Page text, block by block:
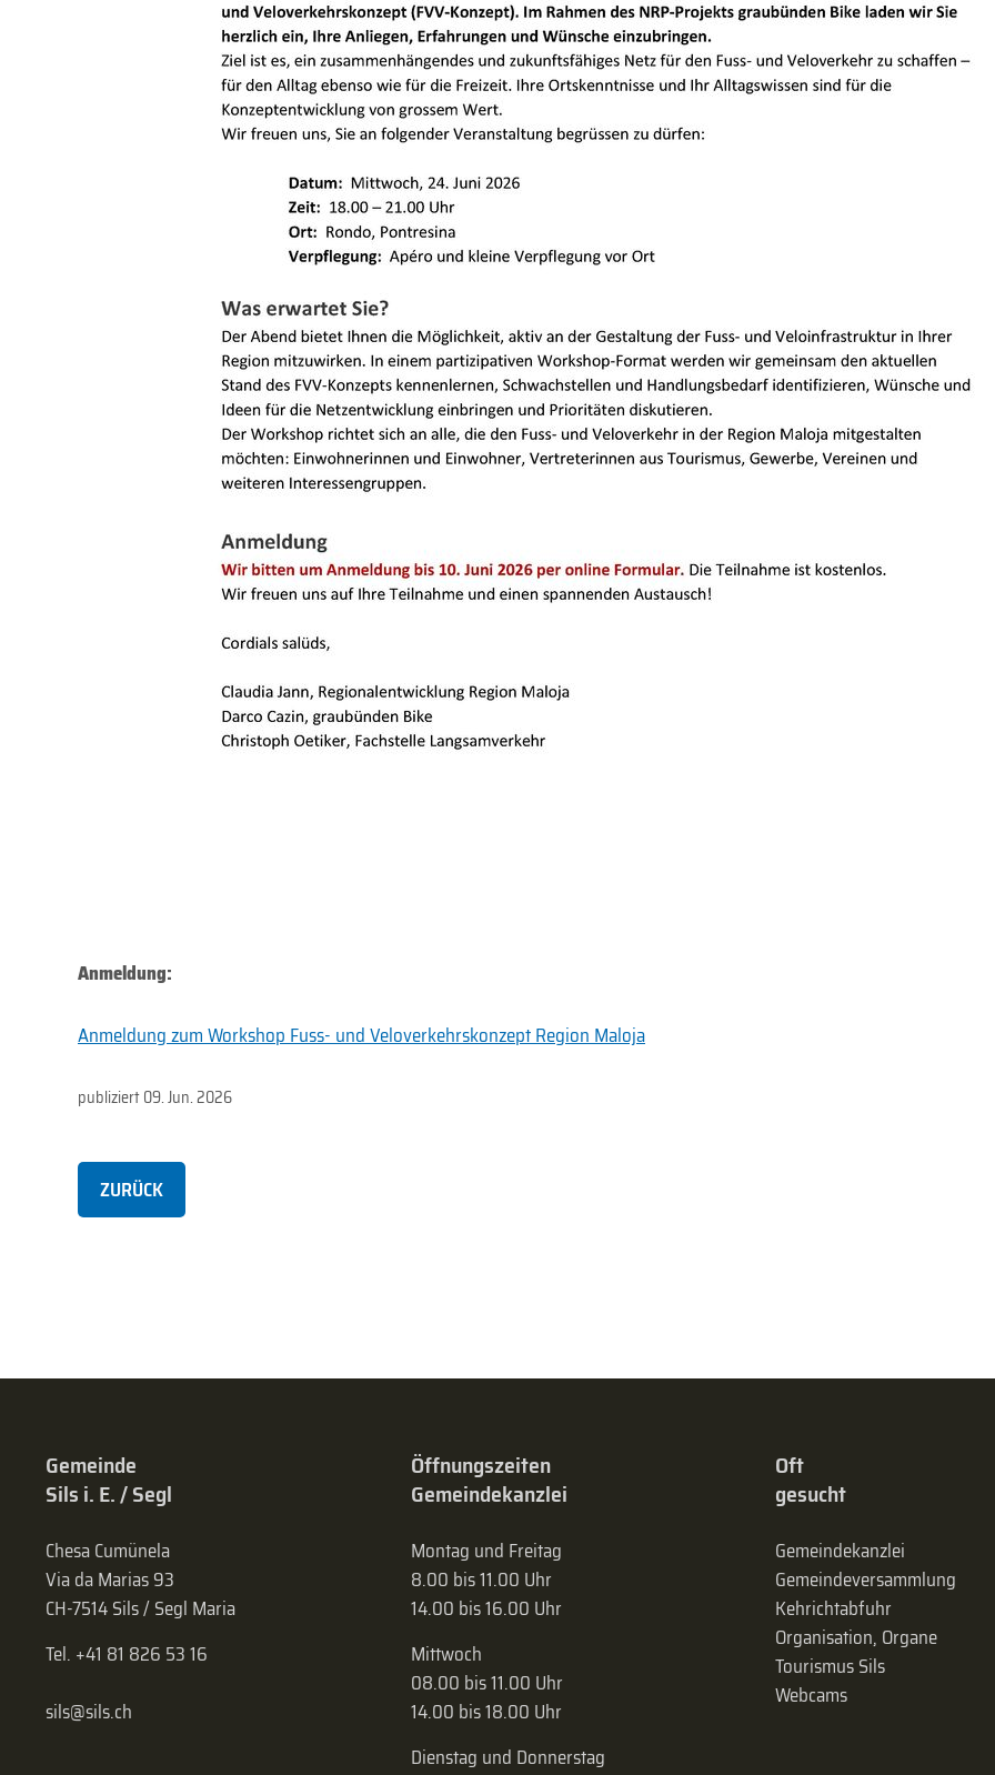
Anmeldung:
Anmeldung zum Workshop Fuss- und Veloverkehrskonzept Region Maloja
publiziert09. Jun. 2026
ZURÜCK
Gemeinde
Sils i. E. / Segl
Chesa Cumünela
Via da Marias 93
CH-7514 Sils / Segl Maria
Tel. +41 81 826 53 16
sils@sils.ch
Öffnungszeiten
Gemeindekanzlei
Montag und Freitag
8.00 bis 11.00 Uhr
14.00 bis 16.00 Uhr
Mittwoch
08.00 bis 11.00 Uhr
14.00 bis 18.00 Uhr
Dienstag und Donnerstag
Oft
gesucht
Gemeindekanzlei
Gemeinde­versammlung
Kehrichtabfuhr
Organisation, Organe
Tourismus Sils
Webcams